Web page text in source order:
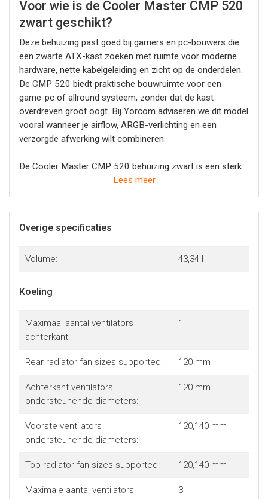
Voor wie is de Cooler Master CMP 520
zwart geschikt?
Deze behuizing past goed bij gamers en pc-bouwers die
een zwarte ATX-kast zoeken met ruimte voor moderne
hardware, nette kabelgeleiding en zicht op de onderdelen.
De CMP 520 biedt praktische bouwruimte voor een
game-pc of allround systeem, zonder dat de kast
overdreven groot oogt. Bij Yorcom adviseren we dit model
vooral wanneer je airflow, ARGB-verlichting en een
verzorgde afwerking wilt combineren.
De Cooler Master CMP 520 behuizing zwart is een sterke
basis voor een moderne game-pc of werk-pc met
ARGB-fans en ondersteuning voor ATX-hardware is dit
een logische keuze voor wie een nette zwarte behuizing
Lees meer
Overige specificaties
Volume: 43,34 l
Koeling
Maximaal aantal ventilators
achterkant:
1
Rear radiator fan sizes supported: 120 mm
Achterkant ventilators
ondersteunende diameters:
120 mm
Voorste ventilators
ondersteunende diameters:
120,140 mm
Top radiator fan sizes supported: 120,140 mm
Maximale aantal ventilators
3